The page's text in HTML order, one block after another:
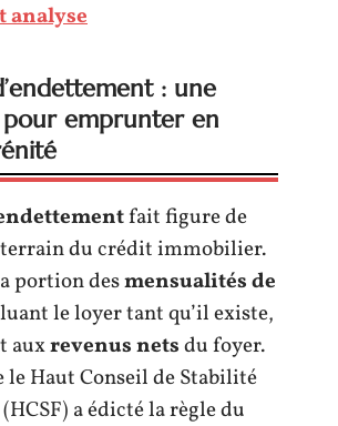
analyse
: une
pour emprunter en
fait figure de
du crédit immobilier.
portion desmensualités de
le loyer tant qu’il existe,
auxrevenus netsdu foyer.
le Haut Conseil de Stabilité
a édicté la règle du